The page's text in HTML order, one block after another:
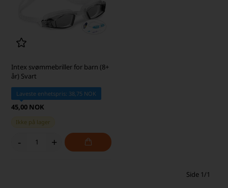
Intex svømmebriller for barn (8+
år) Svart
Laveste enhetspris: 38,75 NOK
45,00 NOK
Ikke på lager
- +
Side 1/1